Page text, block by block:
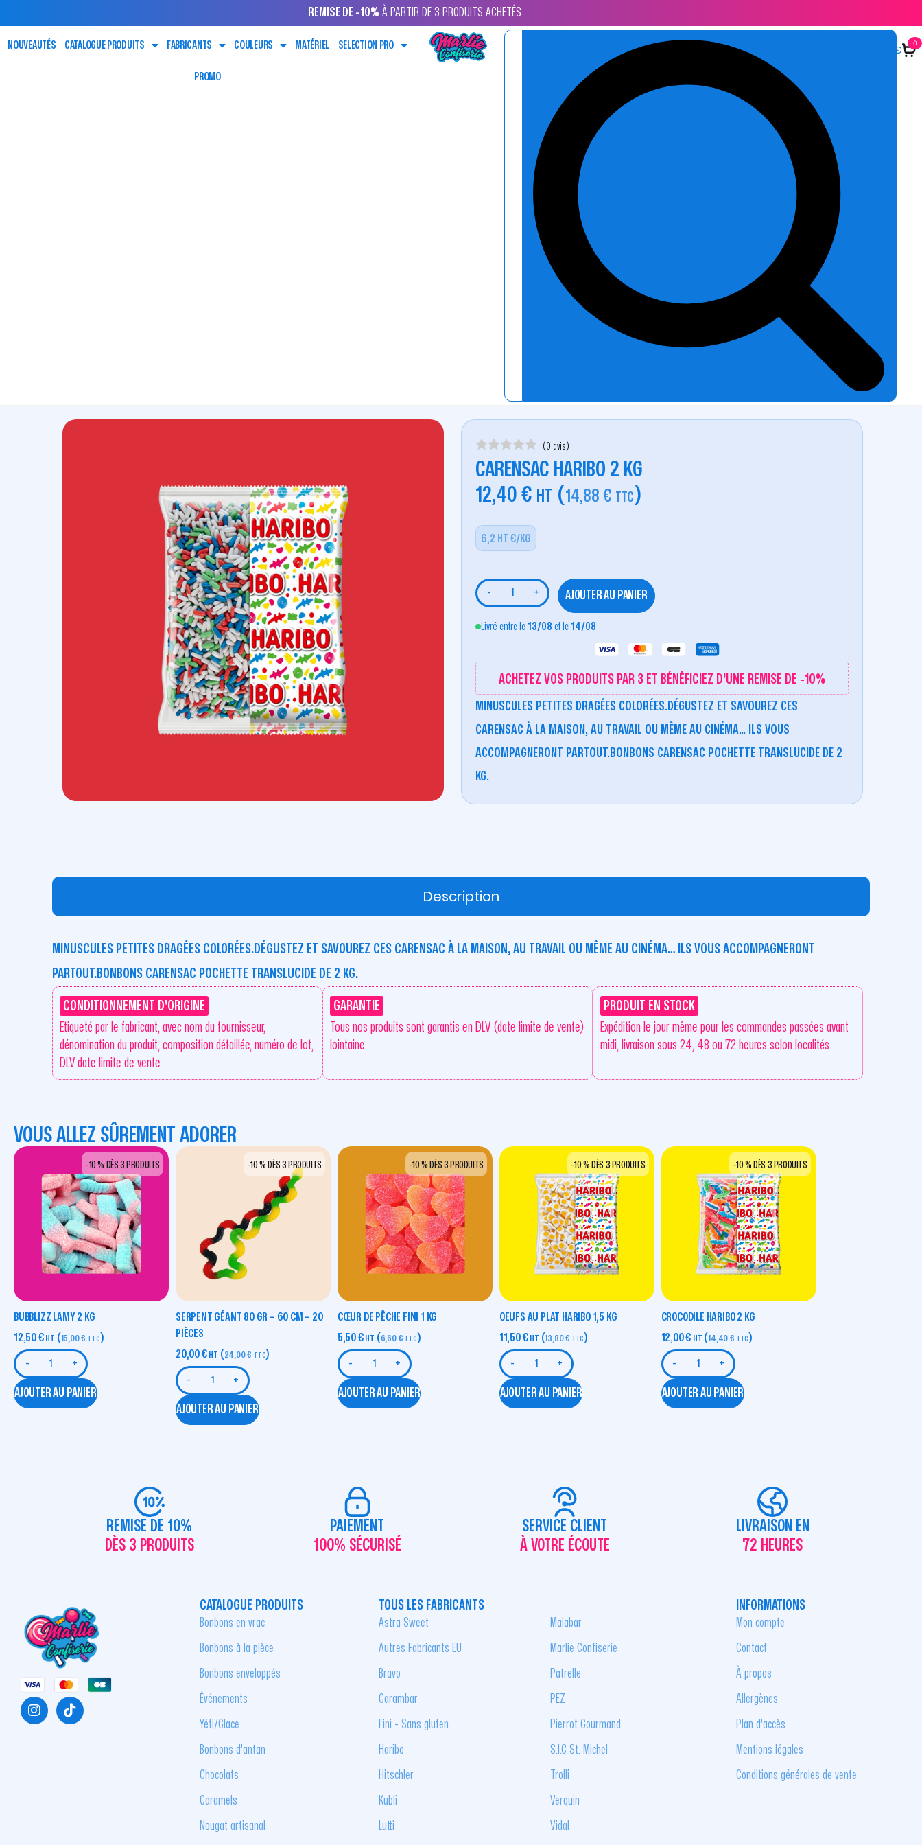
REMISE DE -10% À PARTIR DE 3 PRODUITS ACHETÉS
NOUVEAUTÉS CATALOGUE PRODUITS FABRICANTS COULEURS MATÉRIEL SELECTION PRO
PROMO
€
0
(0 avis)
CARENSAC HARIBO 2 KG
12,40€ HT (14,88 € TTC )
6,2 HT €/KG
- + AJOUTER AU PANIER
Livré entre le 13/08 et le 14/08
ACHETEZ VOS PRODUITS PAR 3 ET BÉNÉFICIEZ D'UNE REMISE DE -10%
MINUSCULES PETITES DRAGÉES COLORÉES.DÉGUSTEZ ET SAVOUREZ CES
CARENSAC À LA MAISON, AU TRAVAIL OU MÊME AU CINÉMA… ILS VOUS
ACCOMPAGNERONT PARTOUT.BONBONS CARENSAC POCHETTE TRANSLUCIDE DE 2
KG.
Description
MINUSCULES PETITES DRAGÉES COLORÉES.DÉGUSTEZ ET SAVOUREZ CES CARENSAC À LA MAISON, AU TRAVAIL OU MÊME AU CINÉMA… ILS VOUS ACCOMPAGNERONT
PARTOUT.BONBONS CARENSAC POCHETTE TRANSLUCIDE DE 2 KG.
CONDITIONNEMENT D'ORIGINE
Etiqueté par le fabricant, avec nom du fournisseur,
dénomination du produit, composition détaillée, numéro de lot,
DLV date limite de vente
GARANTIE
Tous nos produits sont garantis en DLV (date limite de vente)
lointaine
PRODUIT EN STOCK
Expédition le jour même pour les commandes passées avant
midi, livraison sous 24, 48 ou 72 heures selon localités
VOUS ALLEZ SÛREMENT ADORER
-10 % DÈS 3 PRODUITS
BUBBLIZZ LAMY 2 KG
12,50€ HT (15,00€ TTC)
- +
AJOUTER AU PANIER
-10 % DÈS 3 PRODUITS
SERPENT GÉANT 80 GR – 60 CM – 20
PIÈCES
20,00€ HT (24,00€ TTC)
- +
AJOUTER AU PANIER
-10 % DÈS 3 PRODUITS
CŒUR DE PÊCHE FINI 1 KG
5,50€ HT (6,60 € TTC)
- +
AJOUTER AU PANIER
-10 % DÈS 3 PRODUITS
OEUFS AU PLAT HARIBO 1,5 KG
11,50€ HT (13,80€ TTC)
- +
AJOUTER AU PANIER
-10 % DÈS 3 PRODUITS
CROCODILE HARIBO 2 KG
12,00€ HT (14,40€ TTC)
- +
AJOUTER AU PANIER
REMISE DE 10%
DÈS 3 PRODUITS
PAIEMENT
100% SÉCURISÉ
SERVICE CLIENT
À VOTRE ÉCOUTE
LIVRAISON EN
72 HEURES
CATALOGUE PRODUITS
Bonbons en vrac
Bonbons à la pièce
Bonbons enveloppés
Événements
Yéti/Glace
Bonbons d'antan
Chocolats
Caramels
Nougat artisanal
TOUS LES FABRICANTS
Astra Sweet
Autres Fabricants EU
Bravo
Carambar
Fini - Sans gluten
Haribo
Hitschler
Kubli
Lutti
Malabar
Marlie Confiserie
Patrelle
PEZ
Pierrot Gourmand
S.I.C St. Michel
Trolli
Verquin
Vidal
INFORMATIONS
Mon compte
Contact
À propos
Allergènes
Plan d'accès
Mentions légales
Conditions générales de vente